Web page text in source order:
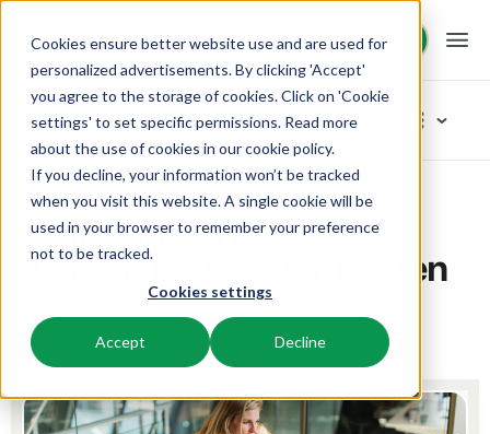
Cookies ensure better website use and are used for
personalized advertisements. By clicking 'Accept'
you agree to the storage of cookies. Click on 'Cookie
settings' to set specific permissions. Read more
about the use of cookies in our cookie policy.
If you decline, your information won’t be tracked
when you visit this website. A single cookie will be
used in your browser to remember your preference
not to be tracked.
Cookies settings
Accept Decline
Demo aanvragen
Demo aanvragen
Platform
BEX PMS
Reserveringssysteem
Beheer alle back office processen.
Adverteer jouw aanbod op een mix van kanalen.
Boost directe boekingen via jouw website.
Oplossingen
Booking Experts voor:
Villa's, bungalows, chalets en boomhutten.
Hotelkamers, appartementen, B&Bs en pensions.
Resources
Kennis
BEX Educate | Pro
Blijven leren, blijven leiden in de recreatie.
Prijzen
Klantverhalen
Blog
Blader in categoriëen
Nieuw
Klaar voor innovatie
Product
Van idee tot oplossing
Team en Cultuur
Toegewijd aan succes
Home
5 Tips om efficiënter te
werken met kostenposten
14 maart 2024 Leestijd 3 min